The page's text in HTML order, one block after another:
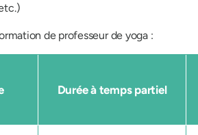
de professeur de yoga :
Durée à temps partiel